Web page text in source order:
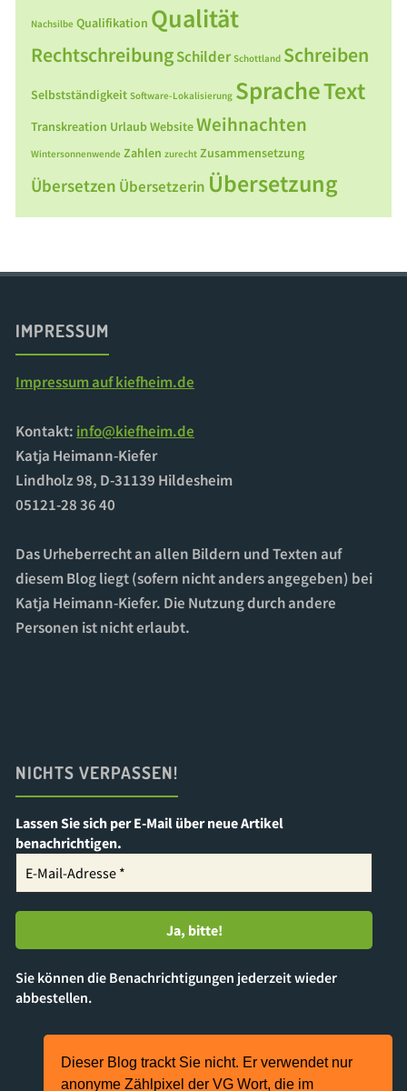
Nachsilbe Qualifikation Qualität
RechtschreibungSchilder Schottland Schreiben
Selbstständigkeit Software-Lokalisierung SpracheText
Transkreation UrlaubWebsiteWeihnachten
Wintersonnenwende Zahlen zurecht Zusammensetzung
Übersetzen Übersetzerin Übersetzung
IMPRESSUM
Impressum auf kiefheim.de
Kontakt: info@kiefheim.de
Katja Heimann-Kiefer
Lindholz 98, D-31139 Hildesheim
05121-28 36 40
Das Urheberrecht an allen Bildern und Texten auf
diesem Blog liegt (sofern nicht anders angegeben) bei
Katja Heimann-Kiefer. Die Nutzung durch andere
Personen ist nicht erlaubt.
NICHTS VERPASSEN!
Lassen Sie sich per E-Mail über neue Artikel
benachrichtigen.
Sie können die Benachrichtigungen jederzeit wieder
abbestellen.
Präsentiert von Kahuna & WordPress.
Dieser Blog trackt Sie nicht. Er verwendet nur
anonyme Zählpixel der VG Wort, die im